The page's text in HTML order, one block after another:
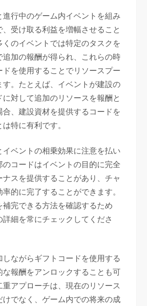
行中のゲーム内イベントを組み
受け取る利益を増幅させること
のイベントでは特定のタスクを
追加の報酬が得られ、これらの時
を使用することでリソースプー
。たとえば、イベントが建設の
対して追加のリソースを報酬と
合、建設資材を提供するコードを
特に有利です。
ベントの相乗効果に注意を払い
のコードはイベントの目的に完全
スを提供することがあり、チャ
的に完了することができます。
補完できる方法を確認するため
細を常にチェックしてくださ
ながらギフトコードを使用する
な報酬をアンロックすることも可
アプローチは、現在のリソース
けでなく、ゲーム内での将来の成